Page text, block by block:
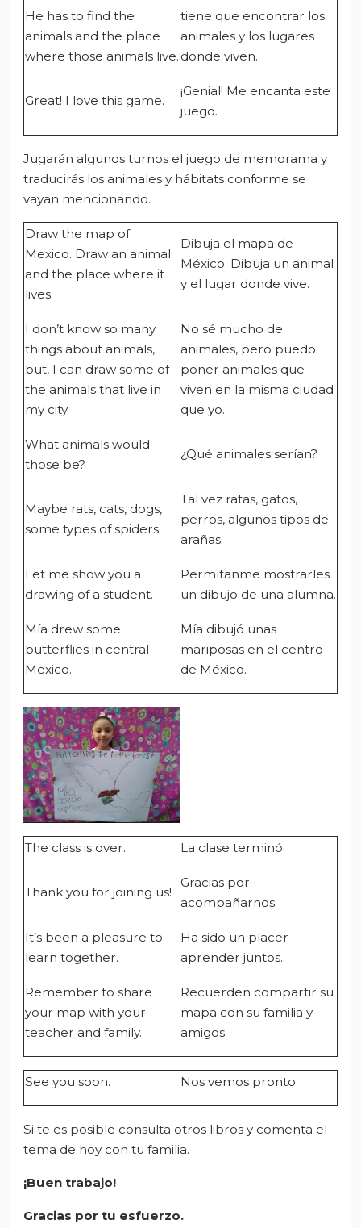
He has to find the
animals and the place
where those animals live.
tiene que encontrar los
animales y los lugares
donde viven.
Great! I love this game.
¡Genial! Me encanta este
juego.
Jugarán algunos turnos el juego de memorama y
traducirás los animales y hábitats conforme se
vayan mencionando.
Draw the map of
Mexico. Draw an animal
and the place where it
lives.
Dibuja el mapa de
México. Dibuja un animal
y el lugar donde vive.
I don’t know so many
things about animals,
but, I can draw some of
the animals that live in
my city.
No sé mucho de
animales, pero puedo
poner animales que
viven en la misma ciudad
que yo.
What animals would
those be?
¿Qué animales serían?
Maybe rats, cats, dogs,
some types of spiders.
Tal vez ratas, gatos,
perros, algunos tipos de
arañas.
Let me show you a
drawing of a student.
Permítanme mostrarles
un dibujo de una alumna.
Mía drew some
butterflies in central
Mexico.
Mía dibujó unas
mariposas en el centro
de México.
The class is over. La clase terminó.
Thank you for joining us!
Gracias por
acompañarnos.
It’s been a pleasure to
learn together.
Ha sido un placer
aprender juntos.
Remember to share
your map with your
teacher and family.
Recuerden compartir su
mapa con su familia y
amigos.
See you soon. Nos vemos pronto.
Si te es posible consulta otros libros y comenta el
tema de hoy con tu familia.
¡Buen trabajo!
Gracias por tu esfuerzo.